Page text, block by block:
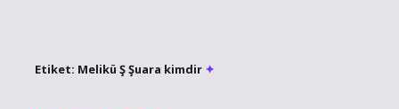
Etiket: Melikü Ş Şuara kimdir